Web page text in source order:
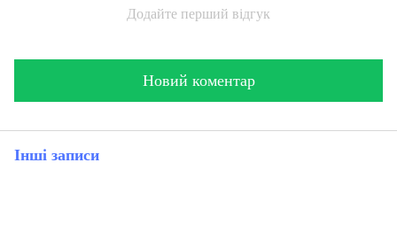
Додайте перший відгук
Новий коментар
Інші записи